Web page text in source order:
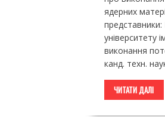
ядерних
представники:
університету
виконання
канд. техн.
ЧИТАТИ ДАЛІ